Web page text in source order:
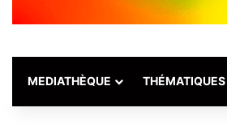
MEDIATHÈQUE THÉMATIQUES